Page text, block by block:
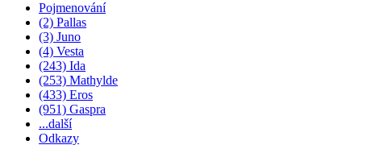
Pojmenování
(2) Pallas
(3) Juno
(4) Vesta
(243) Ida
(253) Mathylde
(433) Eros
(951) Gaspra
...další
Odkazy